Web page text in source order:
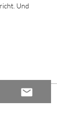
Und